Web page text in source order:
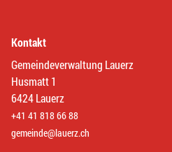
Kontakt
Gemeindeverwaltung Lauerz
Husmatt 1
6424 Lauerz
+41 41 818 66 88
gemeinde@lauerz.ch